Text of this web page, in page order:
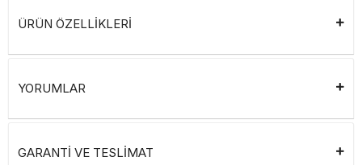
ÜRÜN ÖZELLİKLERİ
YORUMLAR
GARANTİ VE TESLİMAT